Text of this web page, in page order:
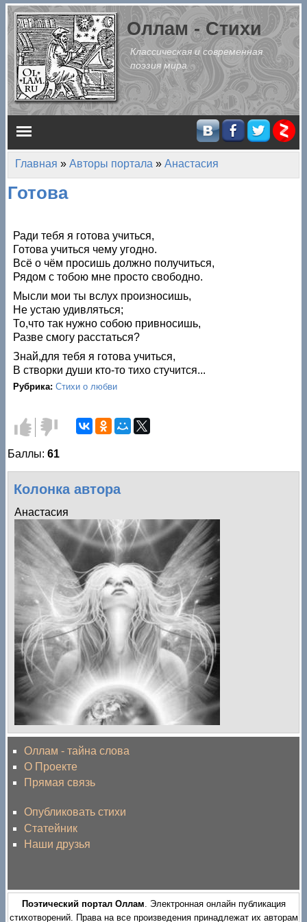
Перейти к основному содержанию
Оллам - Стихи
Классическая и современная
поэзия мира
Главное меню
Вы здесь
Главная » Авторы портала » Анастасия
Готова
Ради тебя я готова учиться,
Готова учиться чему угодно.
Всё о чём просишь должно получиться,
Рядом с тобою мне просто свободно.
Мысли мои ты вслух произносишь,
Не устаю удивляться;
То,что так нужно собою привносишь,
Разве смогу расстаться?
Знай,для тебя я готова учиться,
В створки души кто-то тихо стучится...
Рубрика:Стихи о любви
Голос
за!
Голос
против!
Баллы:61
Колонка автора
Анастасия
Оллам - тайна слова
О Проекте
Прямая связь
Опубликовать стихи
Статейник
Наши друзья
Поэтический портал Оллам. Электронная онлайн публикация
стихотворений. Права на все произведения принадлежат их авторам